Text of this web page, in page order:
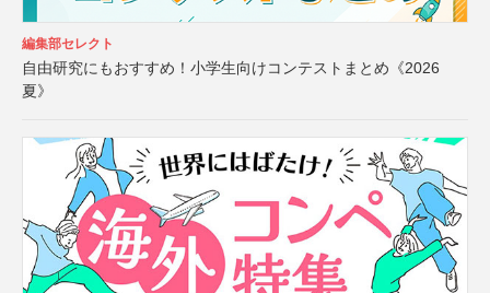
編集部セレクト
自由研究にもおすすめ！小学生向けコンテストまとめ《2026
夏》